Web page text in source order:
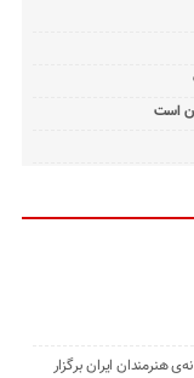
است
هنرمندان ایران برگزار